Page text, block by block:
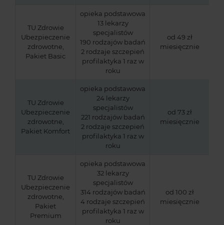
TU Zdrowie
Ubezpieczenie
zdrowotne,
Pakiet Basic
opieka podstawowa
13 lekarzy
specjalistów
190 rodzajów badań
2 rodzaje szczepień
profilaktyka 1 raz w
roku
od 49 zł
miesięcznie
TU Zdrowie
Ubezpieczenie
zdrowotne,
Pakiet Komfort
opieka podstawowa
24 lekarzy
specjalistów
221 rodzajów badań
2 rodzaje szczepień
profilaktyka 1 raz w
roku
od 73 zł
miesięcznie
TU Zdrowie
Ubezpieczenie
zdrowotne,
Pakiet
Premium
opieka podstawowa
32 lekarzy
specjalistów
314 rodzajów badań
4 rodzaje szczepień
profilaktyka 1 raz w
roku
od 100 zł
miesięcznie